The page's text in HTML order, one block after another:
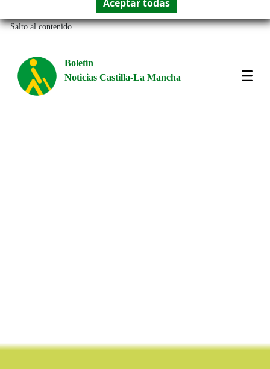
Salto al contenido
Boletín
Noticias Castilla-La Mancha